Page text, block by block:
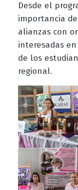
Desde el
importancia
alianzas con
interesadas
de los
regional.